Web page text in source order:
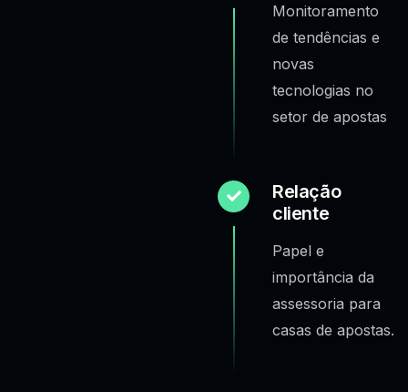
Monitoramento
de tendências e
novas
tecnologias no
setor de apostas
Relação
cliente
Papel e
importância da
assessoria para
casas de apostas.